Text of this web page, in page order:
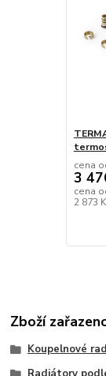
cena
3
cena
2 873
Zboží
Koupelnové